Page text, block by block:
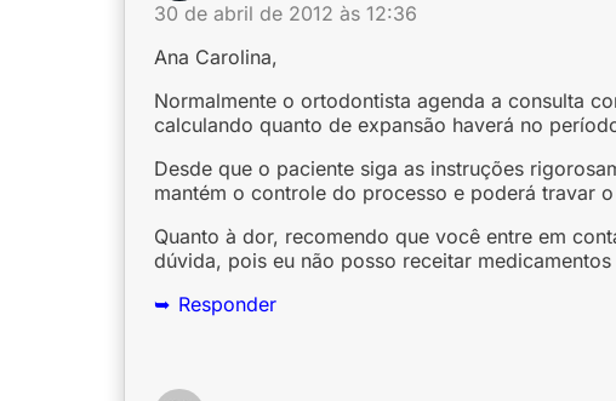
30 de abril de 2012 às 12:36
Ana Carolina,
Normalmente o ortodontista agenda a consulta
calculando quanto de expansão haverá no
Desde que o paciente siga as instruções
mantém o controle do processo e poderá travar
Quanto à dor, recomendo que você entre em
dúvida, pois eu não posso receitar
Responder